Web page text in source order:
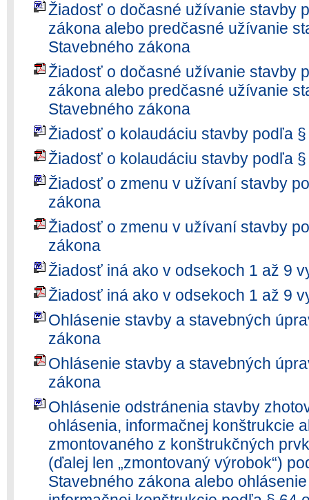
Žiadosť o dočasné užívanie stavby
zákona alebo predčasné užívanie
Stavebného zákona
Žiadosť o dočasné užívanie stavby
zákona alebo predčasné užívanie
Stavebného zákona
Žiadosť o kolaudáciu stavby podľa
Žiadosť o kolaudáciu stavby podľa
Žiadosť o zmenu v užívaní stavby
zákona
Žiadosť o zmenu v užívaní stavby
zákona
Žiadosť iná ako v odsekoch 1 až 9
Žiadosť iná ako v odsekoch 1 až 9
Ohlásenie stavby a stavebných
zákona
Ohlásenie stavby a stavebných
zákona
Ohlásenie odstránenia stavby
ohlásenia, informačnej konštrukcie
zmontovaného z konštrukčných
(ďalej len „zmontovaný výrobok“)
Stavebného zákona alebo